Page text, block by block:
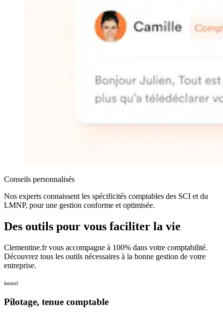
Conseils personnalisés
Nos experts connaissent les spécificités comptables des SCI et du
LMNP, pour une gestion conforme et optimisée.
Des outils pour vous faciliter la vie
Clementine.fr vous accompagne à 100% dans votre comptabilité.
Découvrez tous les outils nécessaires à la bonne gestion de votre
entreprise.
Intuitif
Pilotage, tenue comptable